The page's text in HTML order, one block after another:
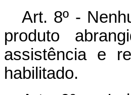
Art. 8º -
produto
assistência e
habilitado.